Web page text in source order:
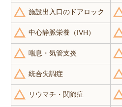
施設出入口のドアロック
中心静脈栄養（IVH）
喘息・気管支炎
統合失調症
リウマチ・関節症